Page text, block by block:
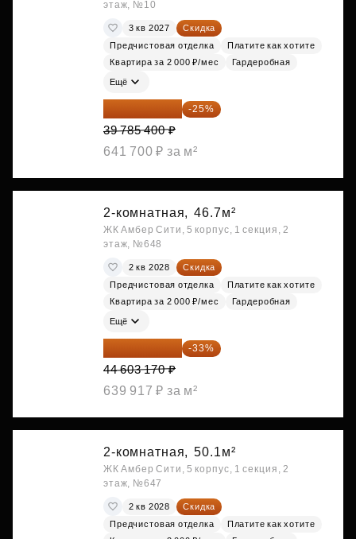
этаж, №10
3 кв 2027
Скидка
Предчистовая отделка
Платите как хотите
Квартира за 2 000 ₽/мес
Гардеробная
Ещё
29 839 050 ₽ -25%
39 785 400 ₽
641 700 ₽ за м²
2-комнатная, 46.7м²
ЖК Амбер Сити, 5 корпус, 1 секция, 2
этаж, №648
2 кв 2028
Скидка
Предчистовая отделка
Платите как хотите
Квартира за 2 000 ₽/мес
Гардеробная
Ещё
29 884 124 ₽ -33%
44 603 170 ₽
639 917 ₽ за м²
2-комнатная, 50.1м²
ЖК Амбер Сити, 5 корпус, 1 секция, 2
этаж, №647
2 кв 2028
Скидка
Предчистовая отделка
Платите как хотите